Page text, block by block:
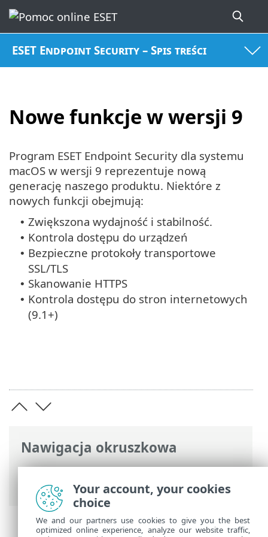
ESET Endpoint Security – Spis treści
Nowe funkcje w wersji 9
Nawigacja okruszkowa
Pomoc online ESET>ESET Endpoint
Security >Nowe funkcje w wersji 9
Program ESET Endpoint Security dla systemu
macOS w wersji 9 reprezentuje nową
generację naszego produktu. Niektóre z
nowych funkcji obejmują:
• Zwiększona wydajność i stabilność.
• Kontrola dostępu do urządzeń
• Bezpieczne protokoły transportowe
SSL/TLS
• Skanowanie HTTPS
• Kontrola dostępu do stron internetowych
(9.1+)
Your account, your cookies
choice
We and our partners use cookies to give you the best
optimized online experience, analyze our website traffic,